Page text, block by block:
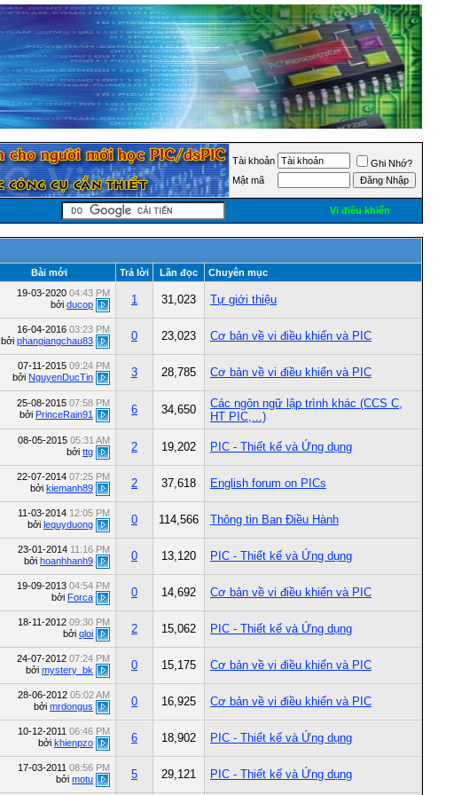
Tài khoản
Ghi Nhớ?
Mật mã
Vi điều khiển
Bài mới Trả lời Lần đọc Chuyên mục
19-03-2020 04:43 PM
bởi ducop 1 31,023 Tự giới thiệu
16-04-2016 03:23 PM
bởi phangiangchau83 0 23,023 Cơ bản về vi điều khiển và PIC
07-11-2015 09:24 PM
bởi NguyenDucTin 3 28,785 Cơ bản về vi điều khiển và PIC
25-08-2015 07:58 PM
bởi PrinceRain91 6 34,650
Các ngôn ngữ lập trình khác (CCS C,
HT PIC,...)
08-05-2015 05:31 AM
bởi ttg 2 19,202 PIC - Thiết kế và Ứng dụng
22-07-2014 07:25 PM
bởi kiemanh89 2 37,618 English forum on PICs
11-03-2014 12:05 PM
bởi lequyduong 0 114,566 Thông tin Ban Điều Hành
23-01-2014 11:16 PM
bởi hoanhhanh9 0 13,120 PIC - Thiết kế và Ứng dụng
19-09-2013 04:54 PM
bởi Forca 0 14,692 Cơ bản về vi điều khiển và PIC
18-11-2012 09:30 PM
bởi qloi 2 15,062 PIC - Thiết kế và Ứng dụng
24-07-2012 07:24 PM
bởi mystery_bk 0 15,175 Cơ bản về vi điều khiển và PIC
28-06-2012 05:02 AM
bởi mrdongus 0 16,925 Cơ bản về vi điều khiển và PIC
10-12-2011 06:46 PM
bởi khienpzo 6 18,902 PIC - Thiết kế và Ứng dụng
17-03-2011 08:56 PM
bởi motu 5 29,121 PIC - Thiết kế và Ứng dụng